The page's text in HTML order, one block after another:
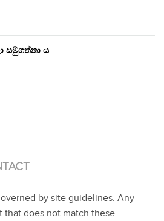
සමුගත්තා ය.
by site guidelines. Any
that does not match these